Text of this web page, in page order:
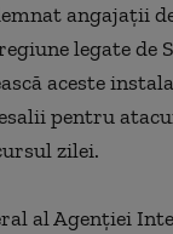
angajaţii
legate de
aceste
pentru
zilei.
al Agenţiei